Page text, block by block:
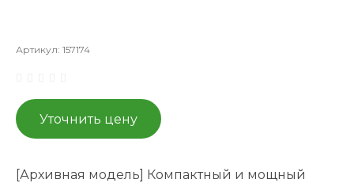
Артикул: 157174
Уточнить цену
[Архивная модель] Компактный и мощный